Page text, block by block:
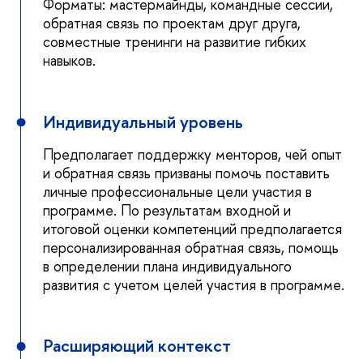
Форматы: мастермайнды, командные сессии,
обратная связь по проектам друг друга,
совместные тренинги на развитие гибких
навыков.
Индивидуальный уровень
Предполагает поддержку менторов, чей опыт
и обратная связь призваны помочь поставить
личные профессиональные цели участия в
программе. По результатам входной и
итоговой оценки компетенций предполагается
персонализированная обратная связь, помощь
в определении плана индивидуального
развития с учетом целей участия в программе.
Расширяющий контекст